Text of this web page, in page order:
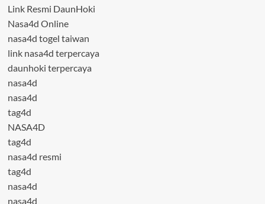
Link Resmi DaunHoki
Nasa4d Online
nasa4d togel taiwan
link nasa4d terpercaya
daunhoki terpercaya
nasa4d
nasa4d
tag4d
NASA4D
tag4d
nasa4d resmi
tag4d
nasa4d
nasa4d